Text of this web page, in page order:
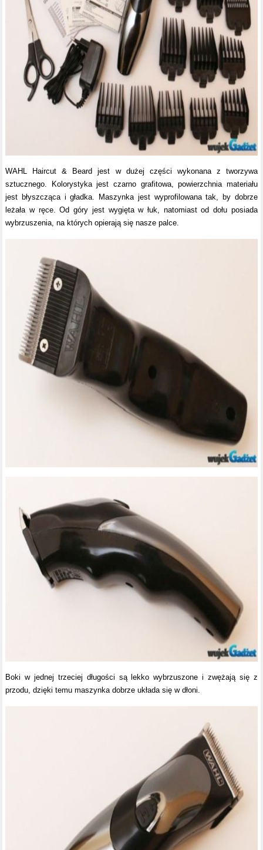
WAHL Haircut & Beard jest w dużej części wykonana z tworzywa
sztucznego. Kolorystyka jest czarno grafitowa, powierzchnia materiału
jest błyszcząca i gładka. Maszynka jest wyprofilowana tak, by dobrze
leżała w ręce. Od góry jest wygięta w łuk, natomiast od dołu posiada
wybrzuszenia, na których opierają się nasze palce.
Boki w jednej trzeciej długości są lekko wybrzuszone i zwężają się z
przodu, dzięki temu maszynka dobrze układa się w dłoni.